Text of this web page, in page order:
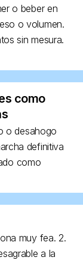
o beber en
o volumen.
sin mesura.
como
o desahogo
definitiva
como
muy fea. 2.
a la